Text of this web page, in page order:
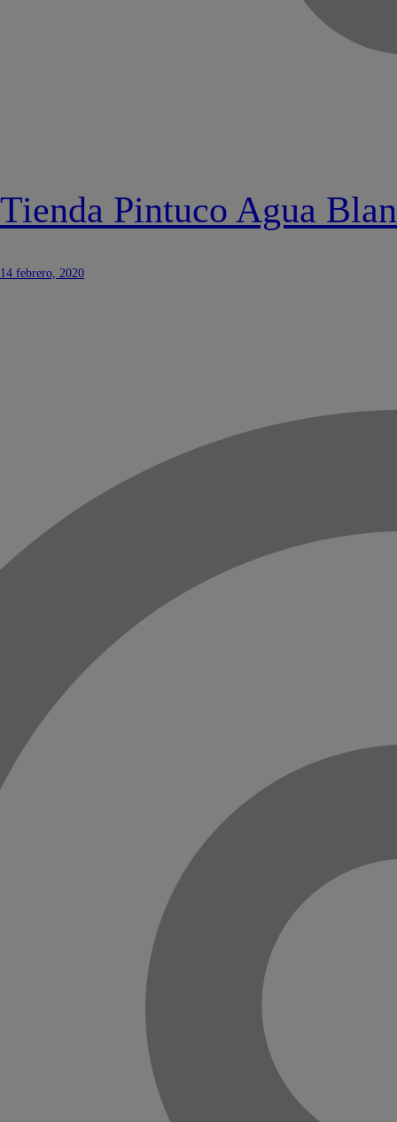
Tienda Pintuco Agua
14 febrero, 2020